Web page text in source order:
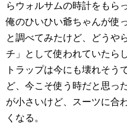
らウォルサムの時計をもら
俺のひいひい爺ちゃんが使
と調べてみたけど、どうや
チ」として使われていたら
トラップは今にも壊れそう
ど、今こそ使う時だと思っ
が小さいけど、スーツに合
くなる。